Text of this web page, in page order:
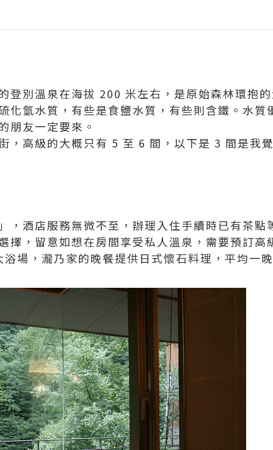
登別溫泉在海拔 200 米左右，是原始森林環抱的
化氫水質，有些是食鹽水質，有些則含鐵。水質
朋友一定要來。
，高級的大概只有 5 至 6 間，以下是 3 間是我
，酒店服務無微不至，辦理入住手續時已有茶點
擇，留意如想在房間享受私人溫泉，需要預訂
場，瀧乃家的晚餐提供日式懷石料理，平均一